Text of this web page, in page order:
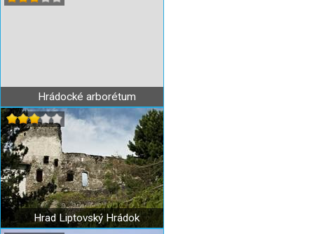
Hrádocké arborétum
Hrad Liptovský Hrádok